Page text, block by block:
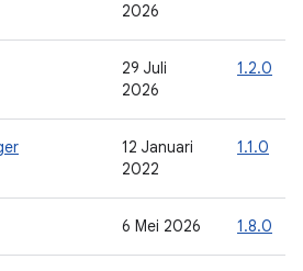
2026
29 Juli
2026
1.2.0
12 Januari
2022
1.1.0
6 Mei 2026 1.8.0